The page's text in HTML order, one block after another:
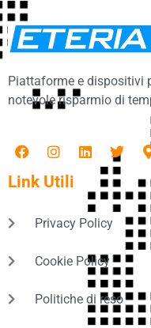
Piattaforme e dispositivi
notevole risparmio di
Link Utili
Privacy Policy
Cookie Policy
Politiche di reso